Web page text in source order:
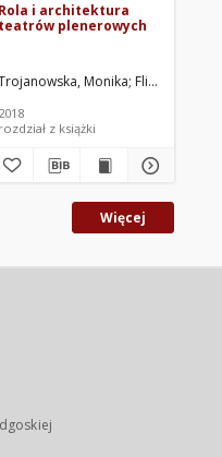
Rzepecki, Grzegorz. Red. nauk.
Rola i architektura
teatrów plenerowych
Monika Flizikowski,
2018
rozdział z książki
Więcej